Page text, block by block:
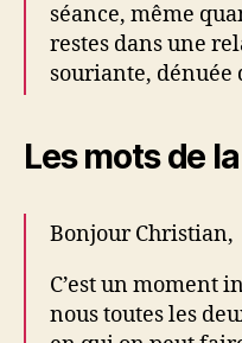
séance, même
restes dans une
souriante, dénuée
Les mots de
Bonjour Christian,
C’est un moment
nous toutes les